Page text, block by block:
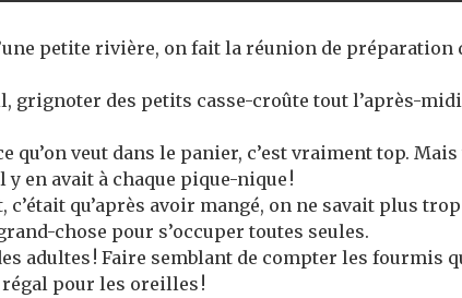
petite rivière, on fait la réunion de préparation
grignoter des petits casse-croûte tout l’après-
qu’on veut dans le panier, c’est vraiment top.
y en avait à chaque pique-nique !
c’était qu’après avoir mangé, on ne savait plus
chose pour s’occuper toutes seules.
adultes ! Faire semblant de compter les fourmis
pour les oreilles !